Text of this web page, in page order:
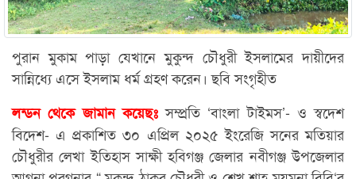
পুরান মুকাম পাড়া যেখানে মুকুন্দ চৌধুরী ইসলামের দায়ীদের
সান্নিধ্যে এসে ইসলাম ধর্ম গ্রহণ করেন। ছবি সংগৃহীত
লন্ডন থেকে জামান কয়েছঃসম্প্রতি ‘বাংলা টাইমস’- ও স্বদেশ
বিদেশ- এ প্রকাশিত ৩০ এপ্রিল ২০২৫ ইংরেজি সনের মতিয়ার
চৌধুরীর লেখা ইতিহাস সাক্ষী হবিগঞ্জ জেলার নবীগঞ্জ উপজেলার